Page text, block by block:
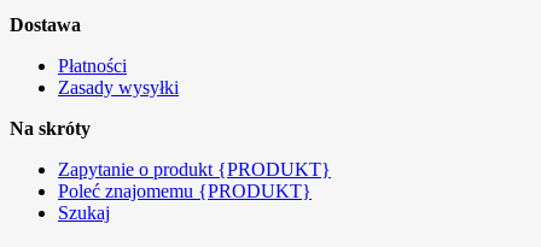
Dostawa
Płatności
Zasady wysyłki
Na skróty
Zapytanie o produkt {PRODUKT}
Poleć znajomemu {PRODUKT}
Szukaj